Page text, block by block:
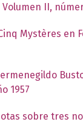
II,
Mystères en
1957
sobre tres